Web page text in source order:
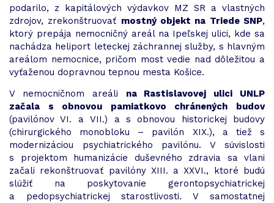
podarilo, z kapitálových výdavkov MZ SR a vlastných
zdrojov, zrekonštruovať mostný objekt na Triede SNP,
ktorý prepája nemocničný areál na Ipeľskej ulici, kde sa
nachádza heliport leteckej záchrannej služby, s hlavným
areálom nemocnice, pričom most vedie nad dôležitou a
vyťaženou dopravnou tepnou mesta Košice.
V nemocničnom areáli na Rastislavovej ulici UNLP
začala s obnovou pamiatkovo chránených budov
(pavilónov VI. a VII.) a s obnovou historickej budovy
(chirurgického monobloku – pavilón XIX.), a tiež s
modernizáciou psychiatrického pavilónu. V súvislosti
s projektom humanizácie duševného zdravia sa vlani
začali rekonštruovať pavilóny XIII. a XXVI., ktoré budú
slúžiť na poskytovanie gerontopsychiatrickej
a pedopsychiatrickej starostlivosti. V samostatnej